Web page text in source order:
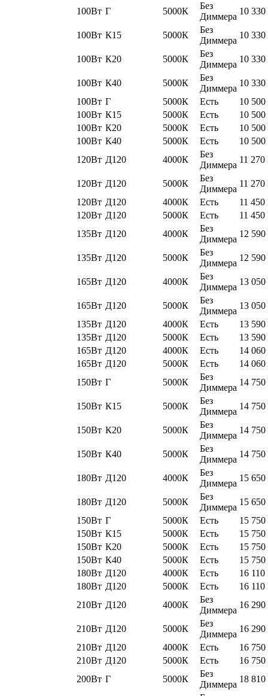
100Вт Г 5000К
Без
Диммера
10 330
100Вт К15 5000К
Без
Диммера
10 330
100Вт К20 5000К
Без
Диммера
10 330
100Вт К40 5000К
Без
Диммера
10 330
100Вт Г 5000К Есть
10 500
100Вт К15 5000К Есть
10 500
100Вт К20 5000К Есть
10 500
100Вт К40 5000К Есть
10 500
120Вт Д120 4000К
Без
Диммера
11 270
120Вт Д120 5000К
Без
Диммера
11 270
120Вт Д120 4000К Есть 11 450
120Вт Д120 5000К Есть 11 450
135Вт Д120 4000К
Без
Диммера
12 590
135Вт Д120 5000К
Без
Диммера
12 590
165Вт Д120 4000К
Без
Диммера
13 050
165Вт Д120 5000К
Без
Диммера
13 050
135Вт Д120 4000К Есть
13 590
135Вт Д120 5000К Есть
13 590
165Вт Д120 4000К Есть
14 060
165Вт Д120 5000К Есть
14 060
150Вт Г 5000К
Без
Диммера
14 750
150Вт К15 5000К
Без
Диммера
14 750
150Вт К20 5000К
Без
Диммера
14 750
150Вт К40 5000К
Без
Диммера
14 750
180Вт Д120 4000К
Без
Диммера
15 650
180Вт Д120 5000К
Без
Диммера
15 650
150Вт Г 5000К Есть
15 750
150Вт К15 5000К Есть
15 750
150Вт К20 5000К Есть
15 750
150Вт К40 5000К Есть
15 750
180Вт Д120 4000К Есть 16 110
180Вт Д120 5000К Есть 16 110
210Вт Д120 4000К
Без
Диммера
16 290
210Вт Д120 5000К
Без
Диммера
16 290
210Вт Д120 4000К Есть
16 750
210Вт Д120 5000К Есть
16 750
200Вт Г 5000К
Без
Диммера
18 810